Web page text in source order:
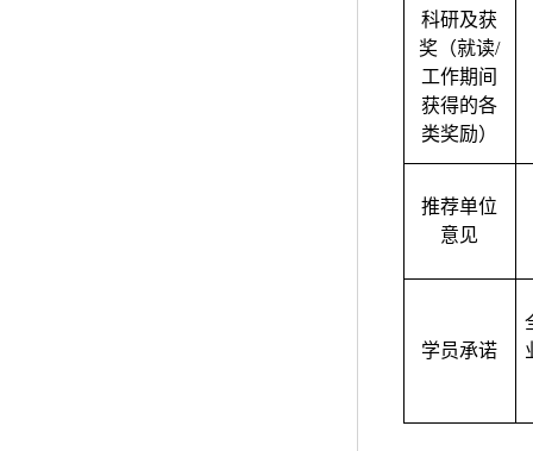
科研及获
奖（就读/
工作期间
获得的各
类奖励）
推荐单位
意见
学员承诺